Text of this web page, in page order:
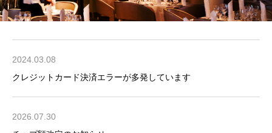
クルーズの楽しみ方
船内へようこそ
2024.03.08
クレジットカード決済エラーが多発しています
2026.07.30